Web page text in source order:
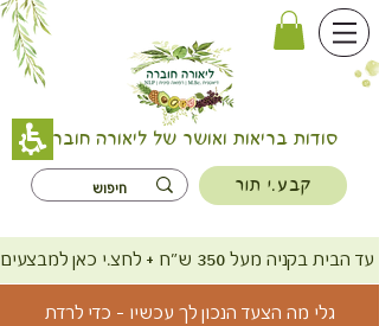
סודות בריאות ואושר של ליאורה חוברה
קבע.י תור
ש"ח + לחצ.י כאן למבצעים
גלי מה הצעד הנכון לך עכשיו - כדי לרדת